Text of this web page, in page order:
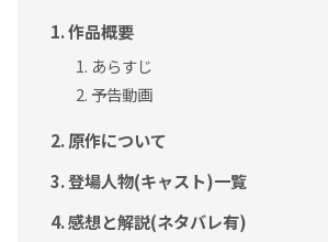
作品概要
あらすじ
予告動画
原作について
登場人物(キャスト)一覧
感想と解説(ネタバレ有)